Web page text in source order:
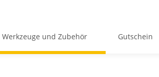
Werkzeuge und Zubehör Gutschein